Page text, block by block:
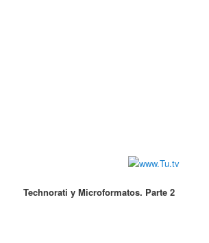
Technorati y Microformatos. Parte 2